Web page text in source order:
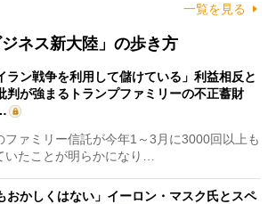
一覧を見る
ネス新大陸」の歩き方
ラン戦争を利用して儲けている」利益相反と
判が強まるトランプファミリーの不正蓄財
ァミリー信託が今年1～3月に3000回以上も
たことが明らかになり…
おかしくはない」イーロン・マスク氏とスペ